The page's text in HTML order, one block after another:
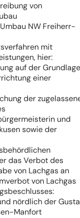
von
NW Freiherr-
mit
hier:
auf der Grundlage
einer
der
und
sowie der
das Verbot des
von Lachgas an
von Lachgas
nördlich der
Manfort